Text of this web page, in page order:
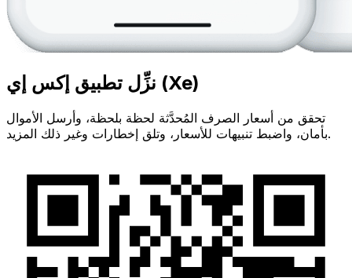
نزِّل تطبيق إكس إي (Xe)
تحقق من أسعار الصرف المُحدَّثة لحظة بلحظة، وأرسل الأموال
بأمان، واضبط تنبيهات للأسعار، وتلق إخطارات وغير ذلك المزيد.